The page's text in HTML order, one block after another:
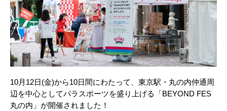
10月12日(金)から10日間にわたって、東京駅・丸の内仲通周
辺を中心としてパラスポーツを盛り上げる「BEYOND FES
丸の内」が開催されました！